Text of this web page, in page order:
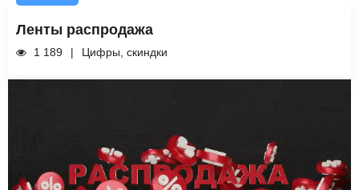
Ленты распродажа
1 189 Цифры, скиндки